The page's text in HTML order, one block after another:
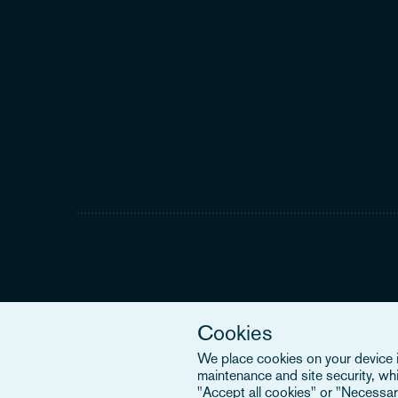
Cookies
We place cookies on your
maintenance and site security,
"Accept all cookies" or